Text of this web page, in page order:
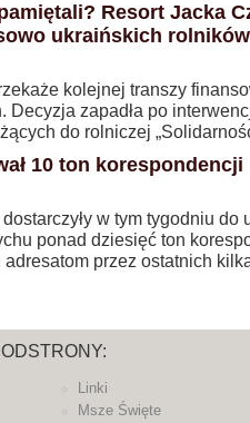
Resort Jacka
ukraińskich rolników
kolejnej transzy
Decyzja zapadła po
do rolniczej
10 ton korespondencji
dostarczyły w tym tygodniu
ponad dziesięć ton
przez ostatnich
Linki
Msze Święte